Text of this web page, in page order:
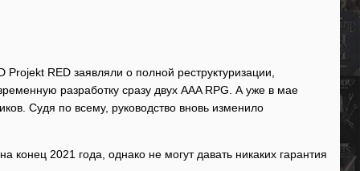
RED заявляли о полной реструктуризации,
разработку сразу двух AAA RPG. А уже в мае
Судя по всему, руководство вновь изменило
конец 2021 года, однако не могут давать никаких гарантия